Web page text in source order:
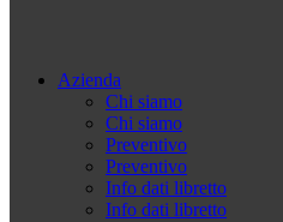
Azienda
Chi siamo
Chi siamo
Preventivo
Preventivo
Info dati libretto
Info dati libretto